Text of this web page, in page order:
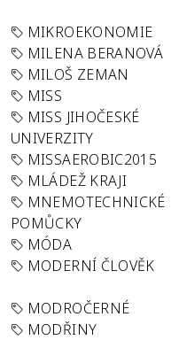
MIKROEKONOMIE
MILENA BERANOVÁ
MILOŠ ZEMAN
MISS
MISS JIHOČESKÉ
UNIVERZITY
MISSAEROBIC2015
MLÁDEŽ KRAJI
MNEMOTECHNICKÉ
POMŮCKY
MÓDA
MODERNÍ ČLOVĚK
MODROČERNÉ
MODŘINY